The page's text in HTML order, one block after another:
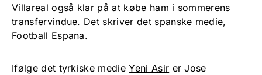
Villareal også klar på at købe ham i sommerens
transfervindue. Det skriver det spanske medie,
Football Espana.
Ifølge det tyrkiske medieYeni Asir er Jose